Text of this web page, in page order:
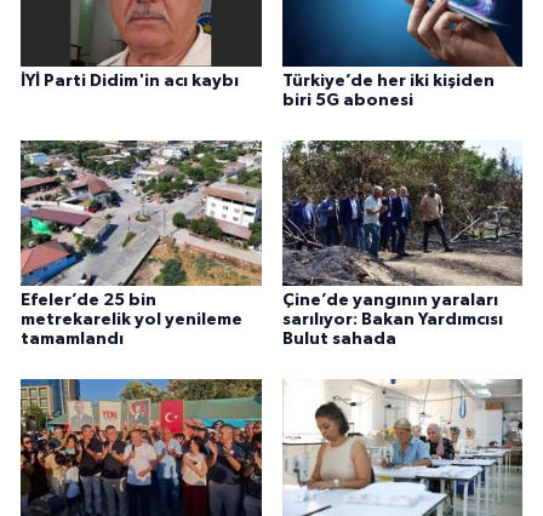
İYİ Parti Didim'in acı kaybı
Türkiye’de her iki kişiden
biri 5G abonesi
Efeler’de 25 bin
metrekarelik yol yenileme
tamamlandı
Çine’de yangının yaraları
sarılıyor: Bakan Yardımcısı
Bulut sahada